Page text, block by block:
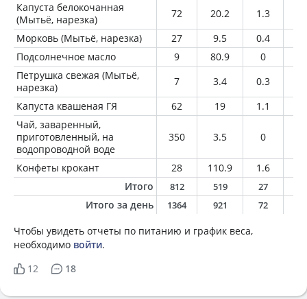
Капуста белокочанная
(Мытьё, нарезка)
72 20.2 1.3
Морковь (Мытьё, нарезка)
27 9.5 0.4
Подсолнечное масло
9 80.9 0
Петрушка свежая (Мытьё,
нарезка)
7 3.4 0.3
Капуста квашеная ГЯ
62 19 1.1
Чай, заваренный,
приготовленный, на
водопроводной воде
350 3.5 0
Конфеты крокант 28 110.9 1.6
Итого
812 519 27
Итого за день 1364 921 72
Чтобы увидеть отчеты по питанию и график веса,
необходимо войти.
12
18